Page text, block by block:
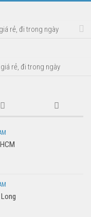
rẻ, đi trong ngày
rẻ, đi trong ngày